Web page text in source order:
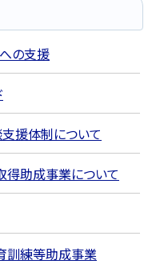
の支援
援体制について
助成事業について
訓練等助成事業